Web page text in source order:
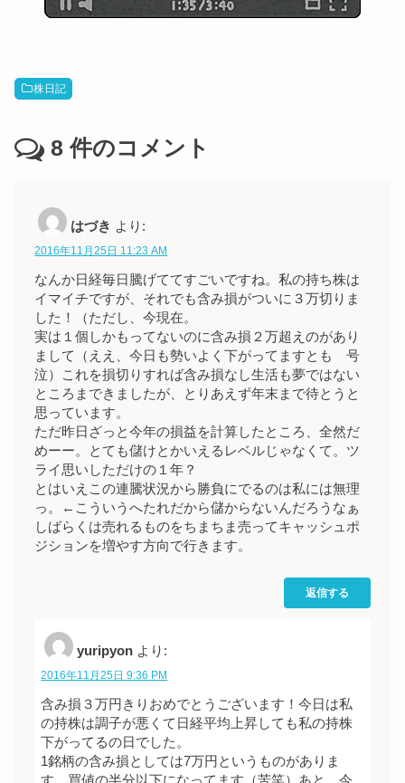
株日記
8 件のコメント
はづき より:
2016年11月25日 11:23 AM
なんか日経毎日騰げててすごいですね。私の持ち株は
イマイチですが、それでも含み損がついに３万切りま
した！（ただし、今現在。
実は１個しかもってないのに含み損２万超えのがあり
まして（ええ、今日も勢いよく下がってますとも 号
泣）これを損切りすれば含み損なし生活も夢ではない
ところまできましたが、とりあえず年末まで待とうと
思っています。
ただ昨日ざっと今年の損益を計算したところ、全然だ
めーー。とても儲けとかいえるレベルじゃなくて。ツ
ライ思いしただけの１年？
とはいえこの連騰状況から勝負にでるのは私には無理
っ。←こういうへたれだから儲からないんだろうなぁ
しばらくは売れるものをちまちま売ってキャッシュポ
ジションを増やす方向で行きます。
返信する
yuripyon より:
2016年11月25日 9:36 PM
含み損３万円きりおめでとうございます！今日は私
の持株は調子が悪くて日経平均上昇しても私の持株
下がってるの日でした。
1銘柄の含み損としては7万円というものがありま